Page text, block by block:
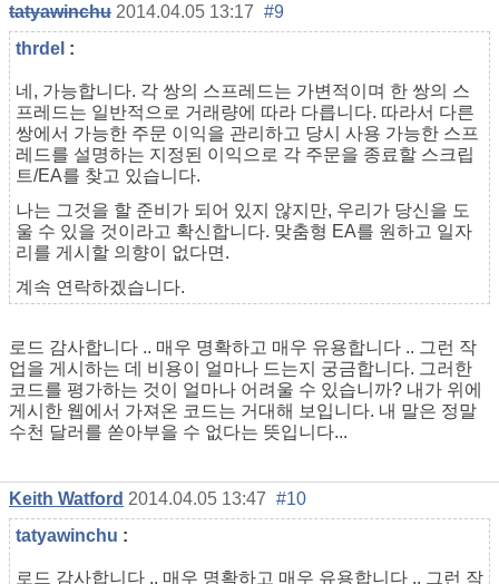
tatyawinchu 2014.04.05 13:17 #9
thrdel :
네, 가능합니다. 각 쌍의 스프레드는 가변적이며 한 쌍의 스
프레드는 일반적으로 거래량에 따라 다릅니다. 따라서 다른
쌍에서 가능한 주문 이익을 관리하고 당시 사용 가능한 스프
레드를 설명하는 지정된 이익으로 각 주문을 종료할 스크립
트/EA를 찾고 있습니다.
나는 그것을 할 준비가 되어 있지 않지만, 우리가 당신을 도
울 수 있을 것이라고 확신합니다. 맞춤형 EA를 원하고 일자
리를 게시할 의향이 없다면.
계속 연락하겠습니다.
로드 감사합니다 .. 매우 명확하고 매우 유용합니다 .. 그런 작
업을 게시하는 데 비용이 얼마나 드는지 궁금합니다. 그러한
코드를 평가하는 것이 얼마나 어려울 수 있습니까? 내가 위에
게시한 웹에서 가져온 코드는 거대해 보입니다. 내 말은 정말
수천 달러를 쏟아부을 수 없다는 뜻입니다...
Keith Watford 2014.04.05 13:47 #10
tatyawinchu :
로드 감사합니다 .. 매우 명확하고 매우 유용합니다 .. 그런 작